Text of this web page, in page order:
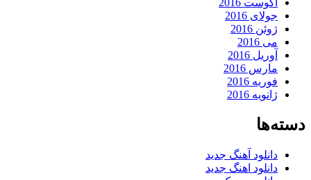
آگوست 2016
جولای 2016
ژوئن 2016
می 2016
آوریل 2016
مارس 2016
فوریه 2016
ژانویه 2016
دسته‌ها
دانلود آهنگ جدید
دانلود اهنگ جدید